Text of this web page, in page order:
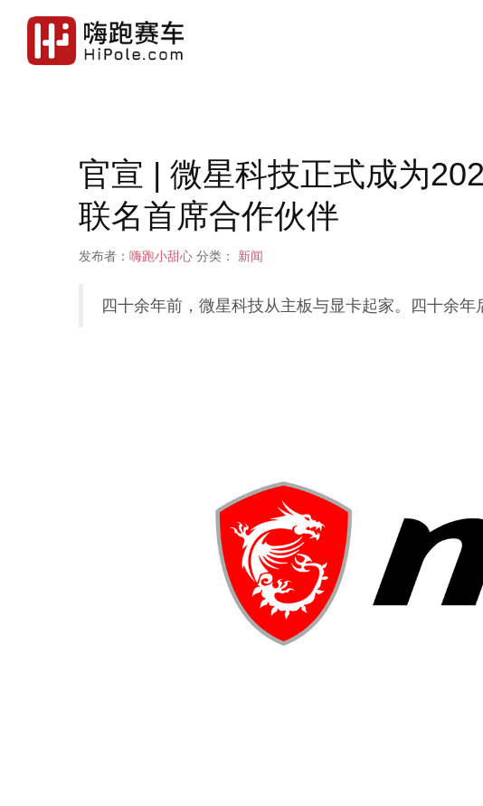
官宣 | 微星科技正式成为
联名首席合作伙伴
发布者： 嗨跑小甜心 分类： 新闻
四十余年前，微星科技从主板与显卡起家。四十余年